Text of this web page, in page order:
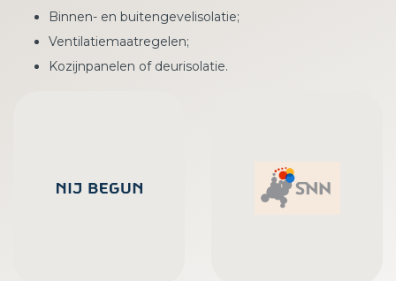
Binnen- en buitengevelisolatie;
Ventilatiemaatregelen;
Kozijnpanelen of deurisolatie.